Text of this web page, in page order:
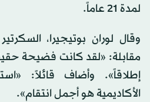
لمدة 21 عاماً.
وقال لوران بوتيجيرا،
مقابلة: «لقد كانت فضيحة
إطلاقاً». وأضاف قائلاً:
الأكاديمية هو أجمل انتقام».